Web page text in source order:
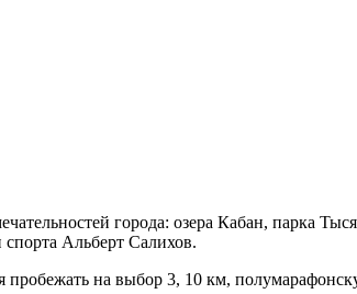
города: озера Кабан, парка
спорта Альберт Салихов.
пробежать на выбор 3, 10 км,